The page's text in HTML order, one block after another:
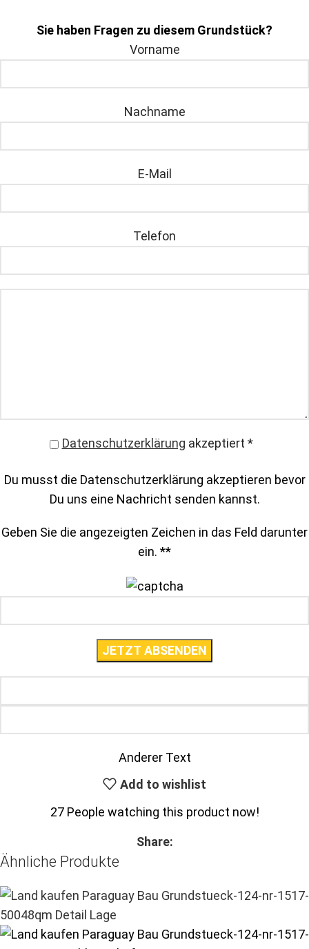
Sie haben Fragen zu diesem Grundstück?
Vorname
Nachname
E-Mail
Telefon
Datenschutzerklärung akzeptiert *
Du musst die Datenschutzerklärung akzeptieren bevor
Du uns eine Nachricht senden kannst.
Geben Sie die angezeigten Zeichen in das Feld darunter
ein. **
Anderer Text
Add to wishlist
27 People watching this product now!
Share:
Ähnliche Produkte